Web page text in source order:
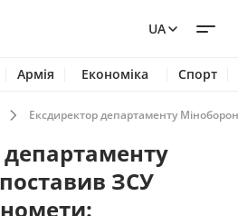
UA
Армія Економіка Спорт
Ексдиректор департаменту
департаменту
ЗСУ